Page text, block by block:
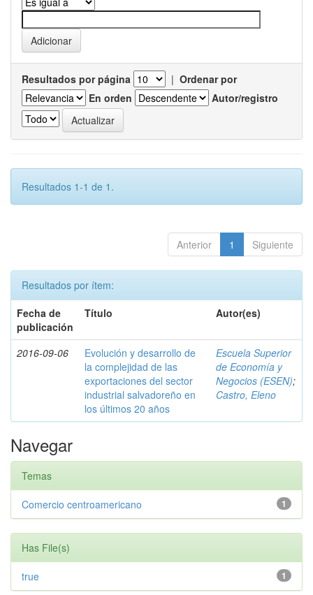
Resultados por página | Ordenar por
En orden
Autor/registro
Resultados 1-1 de 1.
Anterior 1 Siguiente
Resultados por ítem:
Fecha de
publicación
Título Autor(es)
2016-09-06
Evolución y desarrollo de
la complejidad de las
exportaciones del sector
industrial salvadoreño en
los últimos 20 años
Escuela Superior
de Economía y
Negocios (ESEN);
Castro, Eleno
Navegar
Temas
1
Comercio centroamericano
Has File(s)
1
true